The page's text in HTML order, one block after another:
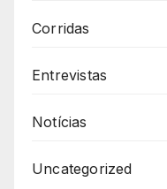
Corridas
Entrevistas
Notícias
Uncategorized